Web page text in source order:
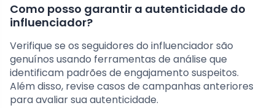
Como posso garantir a autenticidade do
influenciador?
Verifique se os seguidores do influenciador são
genuínos usando ferramentas de análise que
identificam padrões de engajamento suspeitos.
Além disso, revise casos de campanhas anteriores
para avaliar sua autenticidade.